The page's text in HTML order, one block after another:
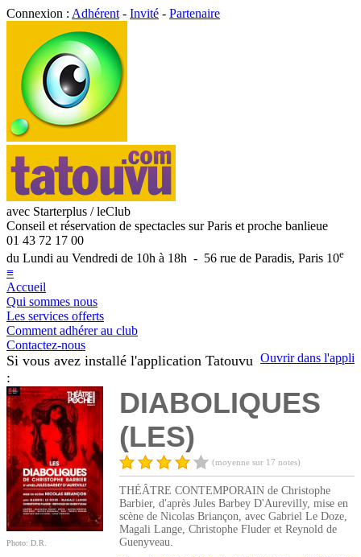
Connexion : Adhérent - Invité - Partenaire
avec Starterplus / leClub
Conseil et réservation de spectacles sur Paris et proche banlieue
01 43 72 17 00
du Lundi au Vendredi de 10h à 18h - 56 rue de Paradis, Paris 10e
≡
Accueil
Qui sommes nous
Les services offerts
Comment adhérer au club
Contactez-nous
Ouvrir dans l'appli
Si vous avez installé l'application Tatouvu
:
Photo: D.R.
DIABOLIQUES
(LES)
(moyenne sur 17 notes)
THÉÂTRE CONTEMPORAIN de Christophe
Barbier, d'après Jules Barbey D'Aurevilly, mise en
scène de Nicolas Briançon, avec Gabriel Le Doze,
Magali Lange, Christophe Fluder et Reynold de
Guenyveau.